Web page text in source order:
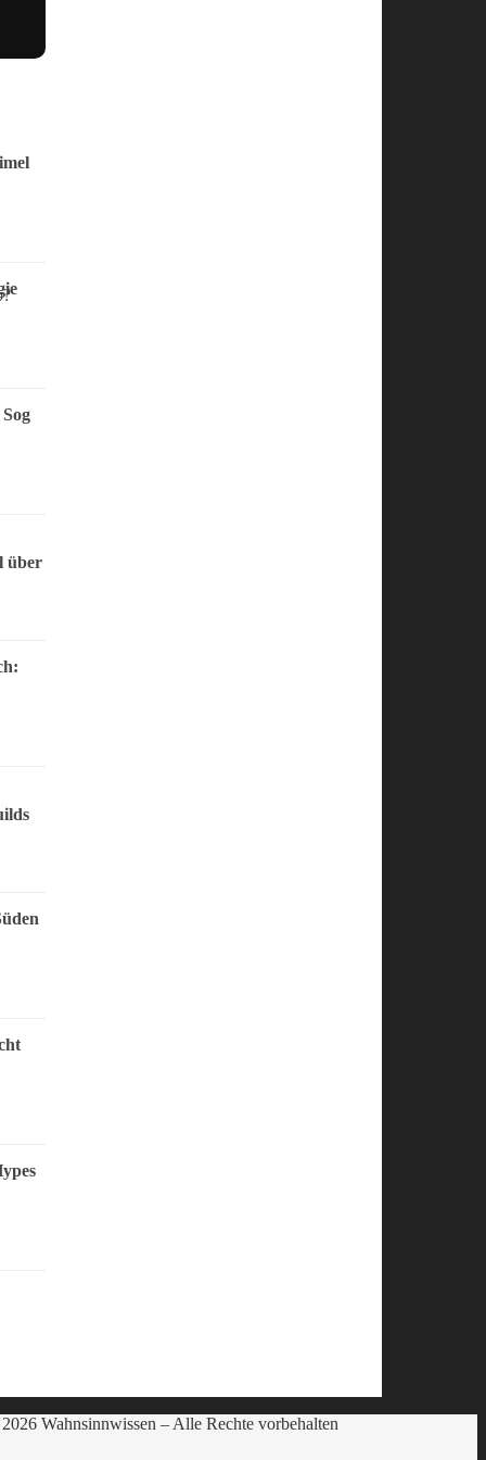
über
Wahnsinnwissen – Alle Rechte vorbehalten